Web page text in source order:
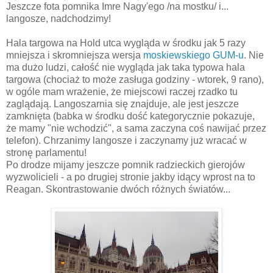
Jeszcze fota pomnika Imre Nagy'ego /na mostku/ i...
langosze, nadchodzimy!
Hala targowa na Hold utca wygląda w środku jak 5 razy
mniejsza i skromniejsza wersja moskiewskiego GUM-u. Nie
ma dużo ludzi, całość nie wygląda jak taka typowa hala
targowa (chociaż to może zasługa godziny - wtorek, 9 rano),
w ogóle mam wrażenie, że miejscowi raczej rzadko tu
zaglądają. Langoszarnia się znajduje, ale jest jeszcze
zamknięta (babka w środku dość kategorycznie pokazuje,
że mamy "nie wchodzić", a sama zaczyna coś nawijać przez
telefon). Chrzanimy langosze i zaczynamy już wracać w
stronę parlamentu!
Po drodze mijamy jeszcze pomnik radzieckich gierojów
wyzwolicieli - a po drugiej stronie jakby idący wprost na to
Reagan. Skontrastowanie dwóch różnych światów...